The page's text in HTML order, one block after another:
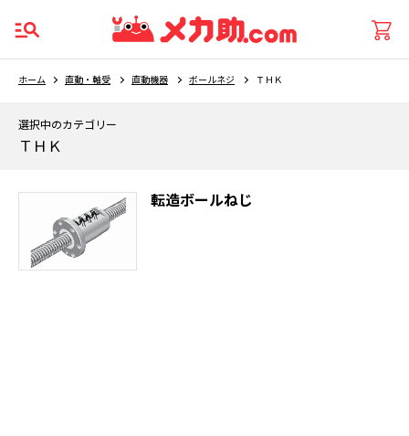
ホーム 直動・軸受 直動機器 ボールネジ ＴＨＫ
選択中のカテゴリー
ＴＨＫ
転造ボールねじ